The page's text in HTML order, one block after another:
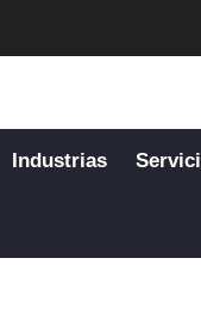
Industrias